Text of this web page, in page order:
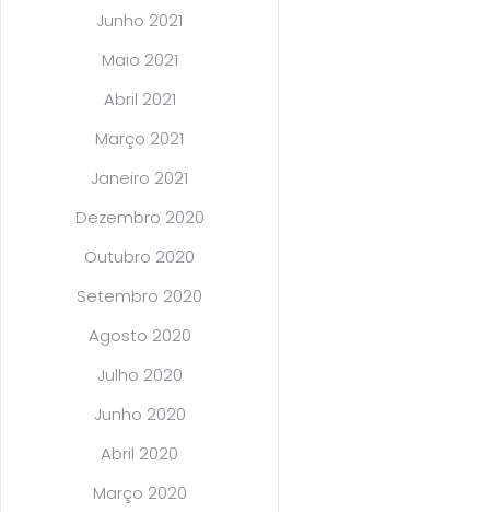
Junho 2021
Maio 2021
Abril 2021
Março 2021
Janeiro 2021
Dezembro 2020
Outubro 2020
Setembro 2020
Agosto 2020
Julho 2020
Junho 2020
Abril 2020
Março 2020